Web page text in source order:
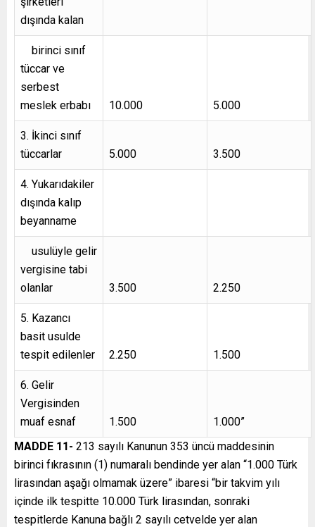
dışında kalan
birinci sınıf
tüccar ve
serbest
meslek erbabı
10.000 5.000
3. İkinci sınıf
tüccarlar
5.000 3.500
4. Yukarıdakiler
dışında kalıp
beyanname
usulüyle gelir
vergisine tabi
olanlar
3.500 2.250
5. Kazancı
basit usulde
tespit edilenler
2.250 1.500
6. Gelir
Vergisinden
muaf esnaf
1.500
1.000”
MADDE 11- 213 sayılı Kanunun 353 üncü maddesinin
birinci fıkrasının (1) numaralı bendinde yer alan “1.000 Türk
lirasından aşağı olmamak üzere” ibaresi “bir takvim yılı
içinde ilk tespitte 10.000 Türk lirasından, sonraki
tespitlerde Kanuna bağlı 2 sayılı cetvelde yer alan